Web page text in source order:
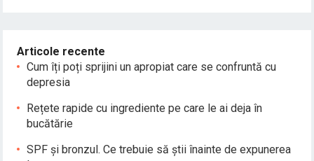
Articole recente
Cum îți poți sprijini un apropiat care se confruntă cu
depresia
Rețete rapide cu ingrediente pe care le ai deja în
bucătărie
SPF și bronzul. Ce trebuie să știi înainte de expunerea